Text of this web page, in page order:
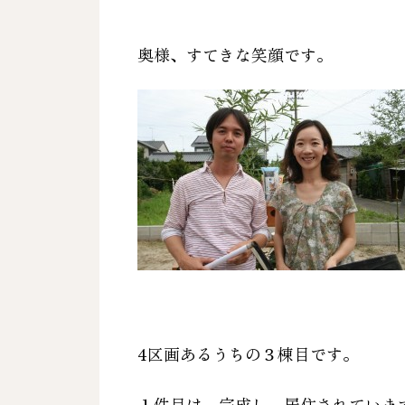
奥様、すてきな笑顔です。
4区画あるうちの３棟目です。